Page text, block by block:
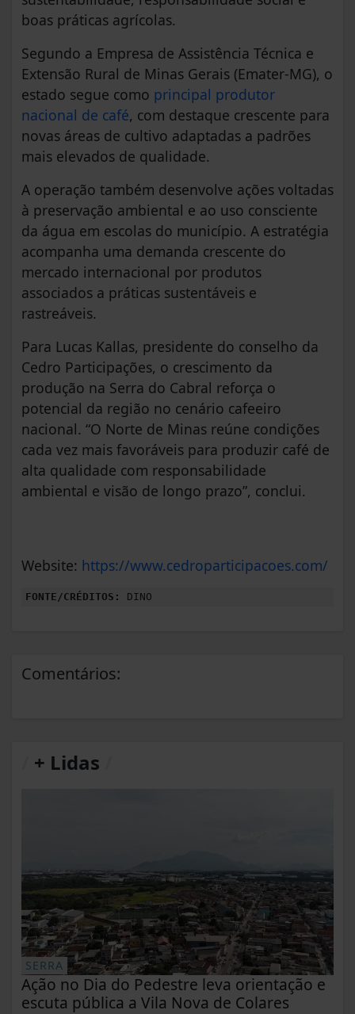
boas práticas agrícolas.
Segundo a Empresa de Assistência Técnica e
Extensão Rural de Minas Gerais (Emater-MG), o
estado segue como principal produtor
nacional de café, com destaque crescente para
novas áreas de cultivo adaptadas a padrões
mais elevados de qualidade.
A operação também desenvolve ações voltadas
à preservação ambiental e ao uso consciente
da água em escolas do município. A estratégia
acompanha uma demanda crescente do
mercado internacional por produtos
associados a práticas sustentáveis e
rastreáveis.
Para Lucas Kallas, presidente do conselho da
Cedro Participações, o crescimento da
produção na Serra do Cabral reforça o
potencial da região no cenário cafeeiro
nacional. “O Norte de Minas reúne condições
cada vez mais favoráveis para produzir café de
alta qualidade com responsabilidade
ambiental e visão de longo prazo”, conclui.
Website: https://www.cedroparticipacoes.com/
FONTE/CRÉDITOS: DINO
Comentários:
+ Lidas
SERRA
Ação no Dia do Pedestre leva orientação e
escuta pública a Vila Nova de Colares